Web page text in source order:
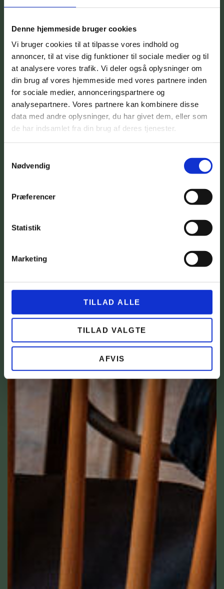
Denne hjemmeside bruger cookies
Vi bruger cookies til at tilpasse vores indhold og
annoncer, til at vise dig funktioner til sociale medier og til
at analysere vores trafik. Vi deler også oplysninger om
din brug af vores hjemmeside med vores partnere inden
for sociale medier, annonceringspartnere og
analysepartnere. Vores partnere kan kombinere disse
data med andre oplysninger, du har givet dem, eller som
de har indsamlet fra din brug af deres tjenester.
Nødvendig
Præferencer
Statistik
Marketing
TILLAD ALLE
TILLAD VALGTE
AFVIS